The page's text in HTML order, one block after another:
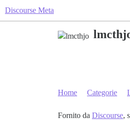
Discourse Meta
Home Categorie
Fornito da Discourse,